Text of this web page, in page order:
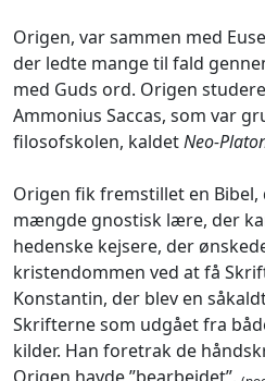
Origen, var sammen med
der ledte mange til fald
med Guds ord. Origen
Ammonius Saccas, som var
filosofskolen, kaldetNeo-
Origen fik fremstillet en
mængde gnostisk lære, der
hedenske kejsere, der
kristendommen ved at få
Konstantin, der blev en
Skrifterne som udgået fra
kilder. Han foretrak de